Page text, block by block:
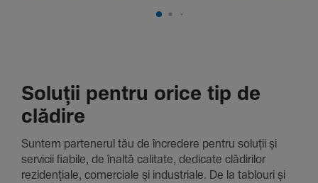
Soluții pentru orice tip de
clădire
Suntem parte­nerul tău de încre­dere pentru soluții și
servicii fiabile, de înaltă cali­tate, dedi­cate clădi­rilor
rezi­den­țiale, comer­ciale și indus­triale. De la tablouri și